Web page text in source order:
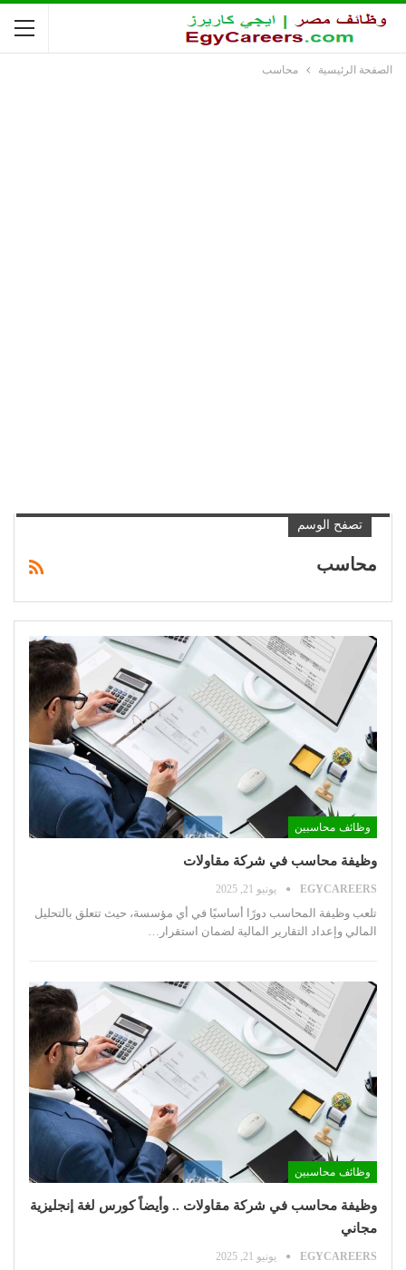
الصفحة الرئيسية محاسب
تصفح الوسم
محاسب
وظائف محاسبين
وظيفة محاسب في شركة مقاولات
EGYCAREERS يونيو 21, 2025
تلعب وظيفة المحاسب دورًا أساسيًا في أي مؤسسة، حيث تتعلق بالتحليل
المالي وإعداد التقارير المالية لضمان استقرار
وظائف محاسبين
وظيفة محاسب في شركة مقاولات .. وأيضاً كورس لغة إنجليزية
مجاني
EGYCAREERS يونيو 21, 2025